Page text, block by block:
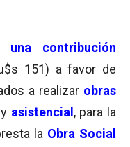
contribución
151) a favor de
a realizar obras
y asistencia , para la
la Obra Social